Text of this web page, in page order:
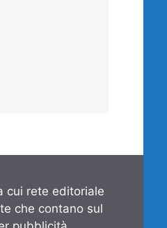
cui rete editoriale
che contano sul